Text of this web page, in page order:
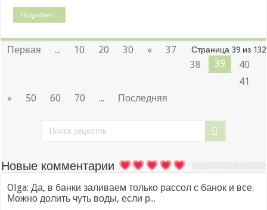
Подробнее...
Страница 39 из 132
Первая ... 10 20 30 «
37
38
39
40
41
»
50 60 70 ... Последняя
Новые комментарии
Olga: Да, в банки заливаем только рассол с банок и все.
Можно долить чуть воды, если р...